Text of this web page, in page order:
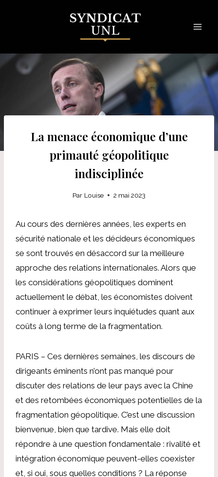
La menace économique d’une
primauté géopolitique
indisciplinée
Par Louise 2 mai 2023
Au cours des dernières années, les experts en
sécurité nationale et les décideurs économiques
se sont trouvés en désaccord sur la meilleure
approche des relations internationales. Alors que
les considérations géopolitiques dominent
actuellement le débat, les économistes doivent
continuer à exprimer leurs inquiétudes quant aux
coûts à long terme de la fragmentation.
PARIS – Ces dernières semaines, les discours de
dirigeants éminents n’ont pas manqué pour
discuter des relations de leur pays avec la Chine
et des retombées économiques potentielles de la
fragmentation géopolitique. C’est une discussion
bienvenue, bien que tardive. Mais elle doit
répondre à une question fondamentale : rivalité et
intégration économique peuvent-elles coexister
et, si oui, sous quelles conditions ? La réponse